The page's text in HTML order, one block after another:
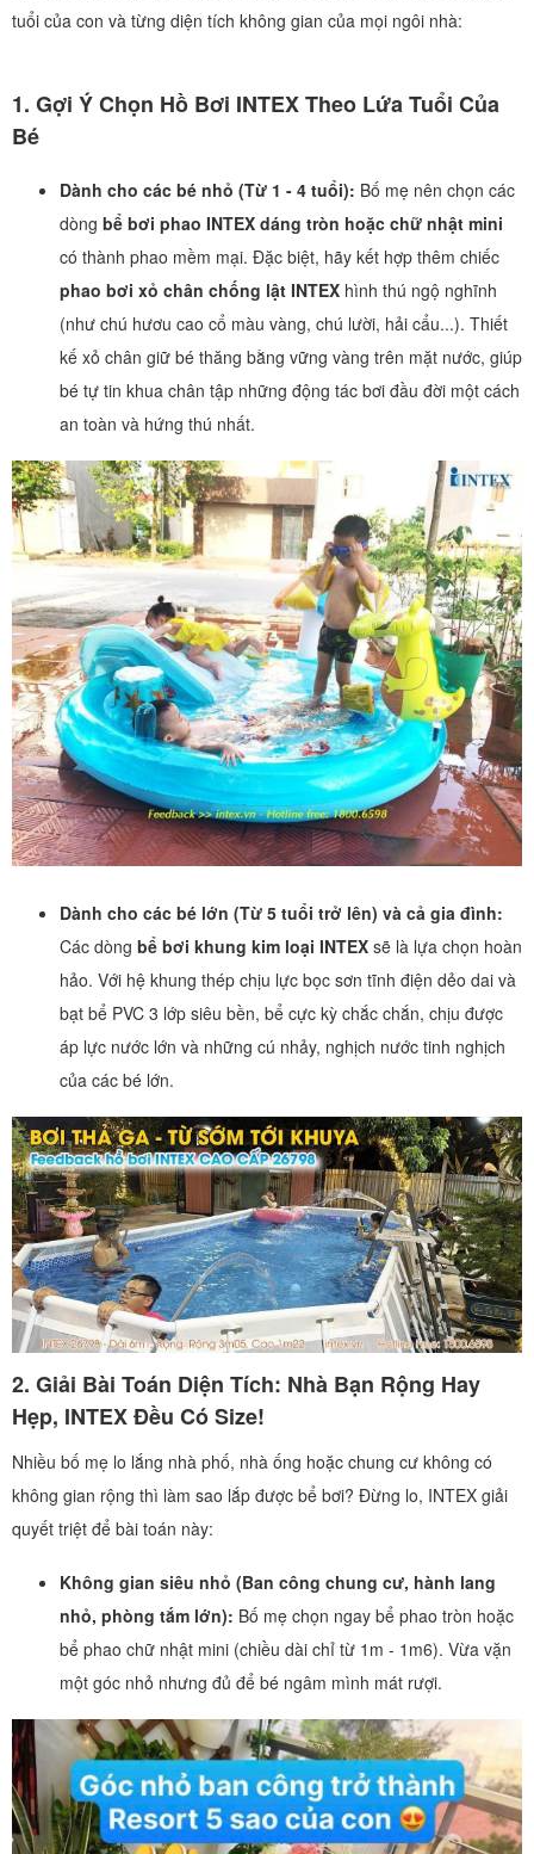
tuổi của con và từng diện tích không gian của mọi ngôi nhà:
1. Gợi Ý Chọn Hồ Bơi INTEX Theo Lứa Tuổi Của
Bé
Dành cho các bé nhỏ (Từ 1 - 4 tuổi): Bố mẹ nên chọn các
dòng bể bơi phao INTEX dáng tròn hoặc chữ nhật mini
có thành phao mềm mại. Đặc biệt, hãy kết hợp thêm chiếc
phao bơi xỏ chân chống lật INTEX hình thú ngộ nghĩnh
(như chú hươu cao cổ màu vàng, chú lười, hải cẩu...). Thiết
kế xỏ chân giữ bé thăng bằng vững vàng trên mặt nước, giúp
bé tự tin khua chân tập những động tác bơi đầu đời một cách
an toàn và hứng thú nhất.
Dành cho các bé lớn (Từ 5 tuổi trở lên) và cả gia đình:
Các dòng bể bơi khung kim loại INTEX sẽ là lựa chọn hoàn
hảo. Với hệ khung thép chịu lực bọc sơn tĩnh điện dẻo dai và
bạt bể PVC 3 lớp siêu bền, bể cực kỳ chắc chắn, chịu được
áp lực nước lớn và những cú nhảy, nghịch nước tinh nghịch
của các bé lớn.
2. Giải Bài Toán Diện Tích: Nhà Bạn Rộng Hay
Hẹp, INTEX Đều Có Size!
Nhiều bố mẹ lo lắng nhà phố, nhà ống hoặc chung cư không có
không gian rộng thì làm sao lắp được bể bơi? Đừng lo, INTEX giải
quyết triệt để bài toán này:
Không gian siêu nhỏ (Ban công chung cư, hành lang
nhỏ, phòng tắm lớn): Bố mẹ chọn ngay bể phao tròn hoặc
bể phao chữ nhật mini (chiều dài chỉ từ 1m - 1m6). Vừa vặn
một góc nhỏ nhưng đủ để bé ngâm mình mát rượi.